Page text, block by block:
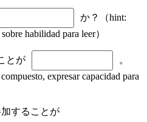
か？（hint:
habilidad para leer）
とが
。
expresar capacidad para
することが